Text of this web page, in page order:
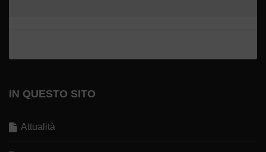
IN QUESTO SITO
Attualità